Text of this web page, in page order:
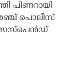
പിണറായി
പൊലീസ്
സസ്‌പെന്‍ഡ്